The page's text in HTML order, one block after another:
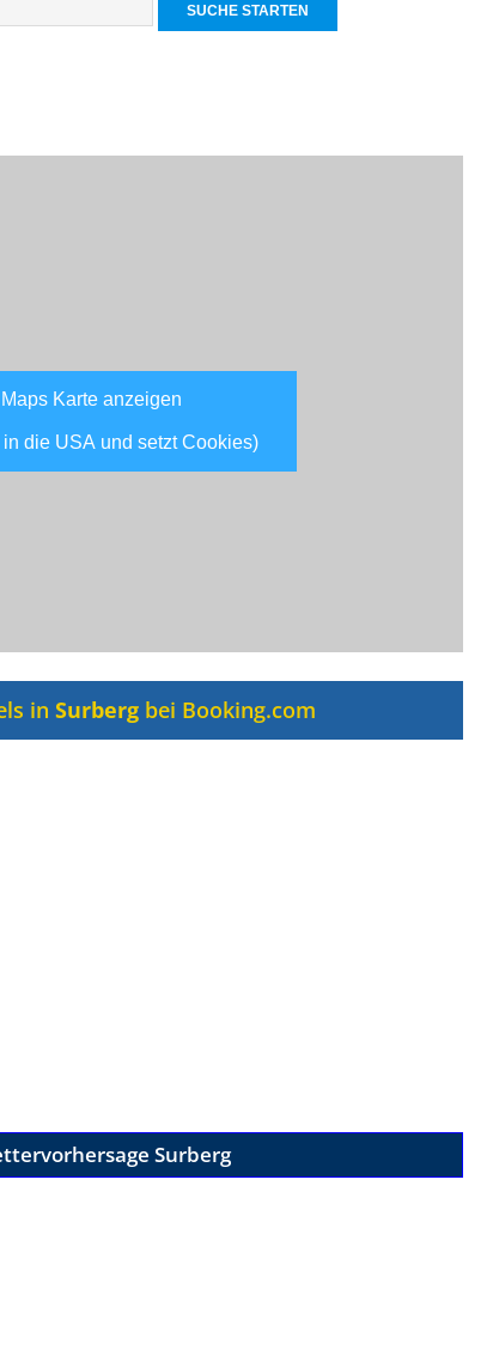
Karte anzeigen
die USA und setzt Cookies)
in Surbergbei Booking.com
Surberg
Alpine Coaster in Imst! Hier kannst Du Dir
Bilder des Coasters ansehen.